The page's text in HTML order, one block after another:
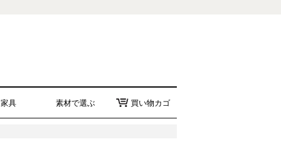
家具 素材で選ぶ 買い物カゴ